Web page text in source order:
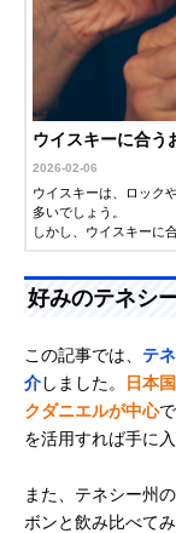
ウイスキーに合う
2026-02-06
ウイスキーは、ロック
多いでしょう。
しかし、ウイスキーに
好みのテネシ
この記事では、 テ
介しました。
日本
クダニエルが中心
を活用すれば手に
また、テネシー州
ボンと飲み比べて